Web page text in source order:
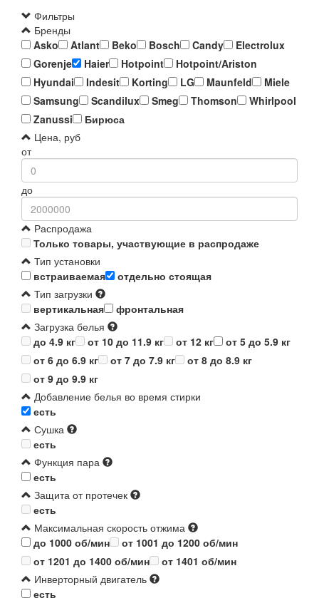
Фильтры
Бренды
Asko
Atlant Beko Bosch Candy
Electrolux
Gorenje
Haier Hotpoint
Hotpoint/Ariston
Hyundai
Indesit Korting LG Maunfeld
Miele
Samsung
Scandilux Smeg Thomson
Whirlpool
Zanussi
Бирюса
Цена, руб
от
до
Распродажа
Только товары, участвующие в распродаже
Тип установки
встраиваемая
отдельно стоящая
Тип загрузки
вертикальная
фронтальная
Загрузка белья
до 4.9 кг
от 10 до 11.9 кг от 12 кг
от 5 до 5.9 кг
от 6 до 6.9 кг
от 7 до 7.9 кг
от 8 до 8.9 кг
от 9 до 9.9 кг
Добавление белья во время стирки
есть
Сушка
есть
Функция пара
есть
Защита от протечек
есть
Максимальная скорость отжима
до 1000 об/мин
от 1001 до 1200 об/мин
от 1201 до 1400 об/мин
от 1401 об/мин
Инверторный двигатель
есть